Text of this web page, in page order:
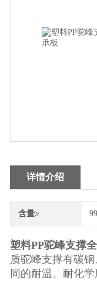
详情介绍
含量≥
塑料PP驼峰支撑
质驼峰支撑有碳
同的耐温、耐化